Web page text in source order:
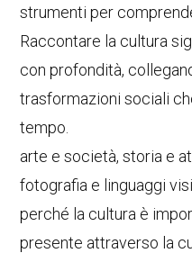
strumenti per
Raccontare la cultura
con profondità,
trasformazioni sociali
tempo.
arte e società, storia e
fotografia e linguaggi
perché la cultura è
presente attraverso la